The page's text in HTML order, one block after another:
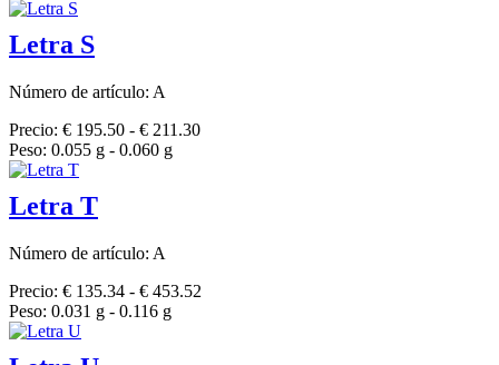
Letra S
Número de artículo: A
Precio: € 195.50 - € 211.30
Peso: 0.055 g - 0.060 g
Letra T
Número de artículo: A
Precio: € 135.34 - € 453.52
Peso: 0.031 g - 0.116 g